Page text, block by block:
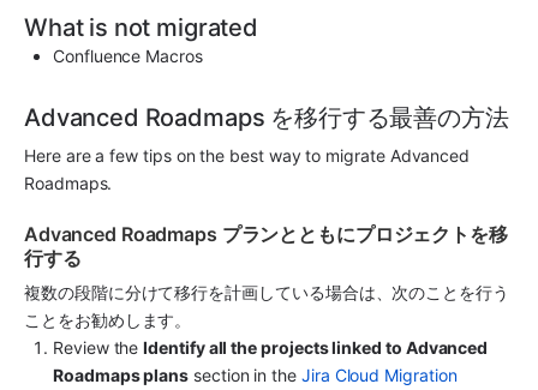
What is not migrated
Confluence Macros
Advanced Roadmaps を移行する最善の方法
Here are a few tips on the best way to migrate Advanced
Roadmaps.
Advanced Roadmaps プランとともにプロジェクトを移
行する
複数の段階に分けて移行を計画している場合は、次のことを行う
ことをお勧めします。
Review the Identify all the projects linked to Advanced
Roadmaps plans section in the Jira Cloud Migration